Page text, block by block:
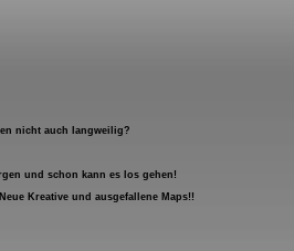
nicht auch langweilig?
und schon kann es los gehen!
Kreative und ausgefallene Maps!!